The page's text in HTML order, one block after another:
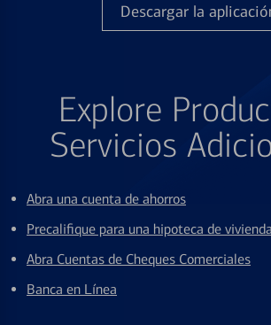
Descargar la
Explore
Servicios
Abra una cuenta de ahorros
Precalifique para una hipoteca de vivienda
Abra Cuentas de Cheques Comerciales
Banca en Línea